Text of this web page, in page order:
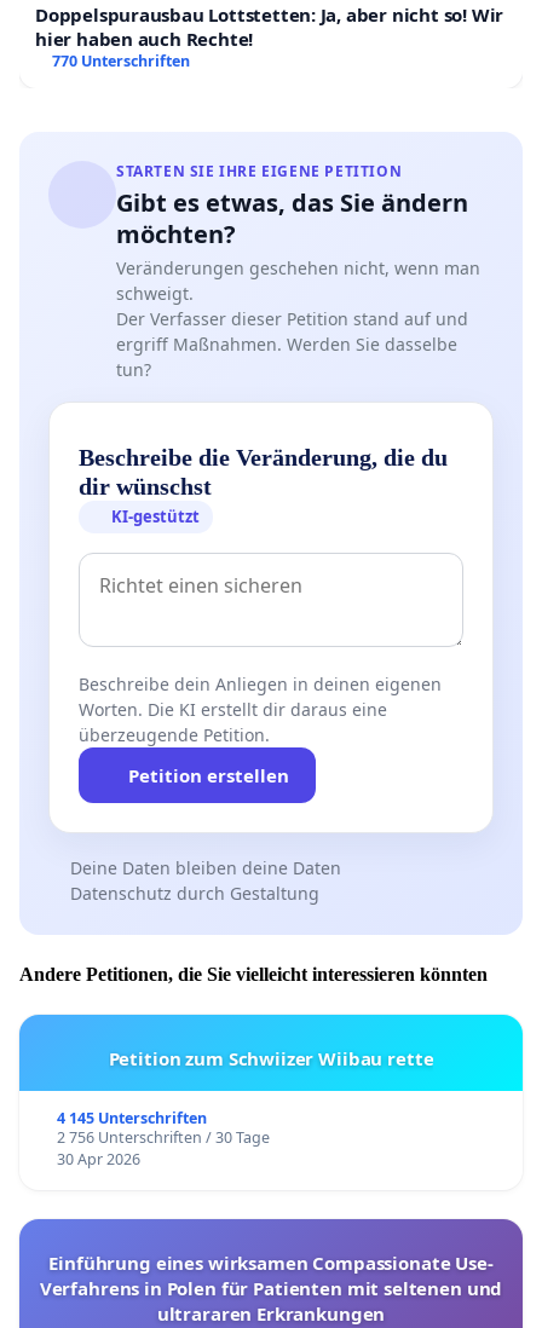
Doppelspurausbau Lottstetten: Ja, aber nicht so! Wir
hier haben auch Rechte!
770 Unterschriften
STARTEN SIE IHRE EIGENE PETITION
Gibt es etwas, das Sie ändern
möchten?
Veränderungen geschehen nicht, wenn man
schweigt.
Der Verfasser dieser Petition stand auf und
ergriff Maßnahmen. Werden Sie dasselbe
tun?
Beschreibe die Veränderung, die du
dir wünschst
KI-gestützt
Beschreibe dein Anliegen in deinen eigenen
Worten. Die KI erstellt dir daraus eine
überzeugende Petition.
Petition erstellen
Deine Daten bleiben deine Daten
Datenschutz durch Gestaltung
Andere Petitionen, die Sie vielleicht interessieren könnten
Petition zum Schwiizer Wiibau rette
4 145 Unterschriften
2 756 Unterschriften / 30 Tage
30 Apr 2026
Einführung eines wirksamen Compassionate Use-
Verfahrens in Polen für Patienten mit seltenen und
ultrararen Erkrankungen